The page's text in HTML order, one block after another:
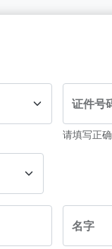
证件号
请填写正
名字